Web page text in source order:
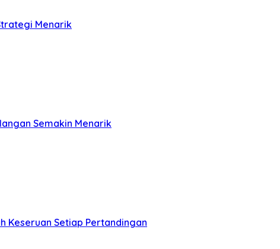
Menarik
Semakin Menarik
Keseruan Setiap Pertandingan